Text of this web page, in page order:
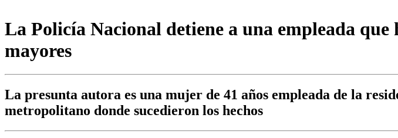
La Policía Nacional detiene a una empleada
mayores
La presunta autora es una mujer de 41 años empleada de la
metropolitano donde sucedieron los hechos